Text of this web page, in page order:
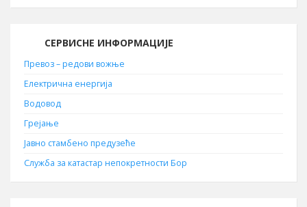
СЕРВИСНЕ ИНФОРМАЦИЈЕ
Превоз – редови вожње
Електрична енергија
Водовод
Грејање
Јавно стамбено предузеће
Служба за катастар непокретности Бор